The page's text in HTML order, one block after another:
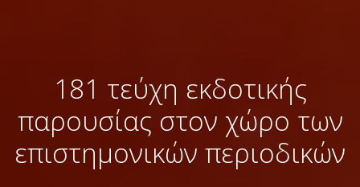
181 τεύχη εκδοτικής
παρουσίας στον χώρο των
επιστημονικών περιοδικών